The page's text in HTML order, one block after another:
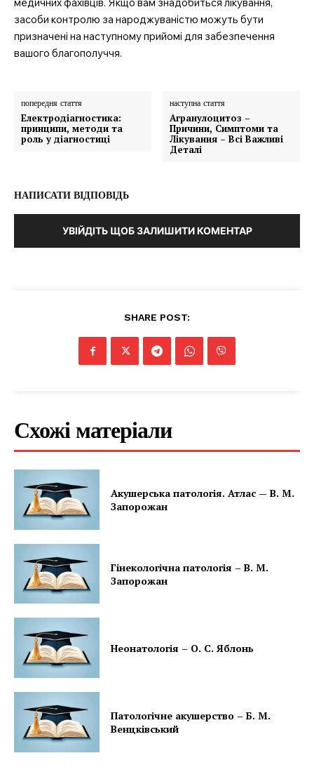
засоби контролю за народжуваністю можуть бути
призначені на наступному прийомі для забезпечення
вашого благополуччя.
попередня стаття
Електродіагностика:
принципи, методи та
роль у діагностиці
наступна стаття
Агранулоцитоз –
Причини, Симптоми та
Лікування – Всі Важливі
Деталі
НАПИСАТИ ВІДПОВІДЬ
УВІЙДІТЬ ЩОБ ЗАЛИШИТИ КОМЕНТАР
SHARE POST:
Схожі матеріали
Акушерська патологія. Атлас — В. М.
Запорожан
Гінекологічна патологія – В. М.
Запорожан
Неонатологія – О. С. Яблонь
Патологічне акушерство – Б. М.
Венцківський